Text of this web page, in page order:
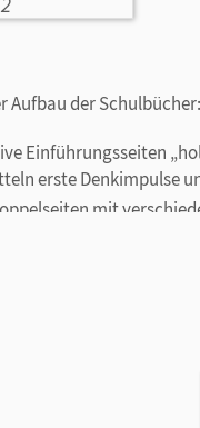
Aufbau der Schulbücher:
Einführungsseiten
erste Denkimpulse
mit
Mitmachen und